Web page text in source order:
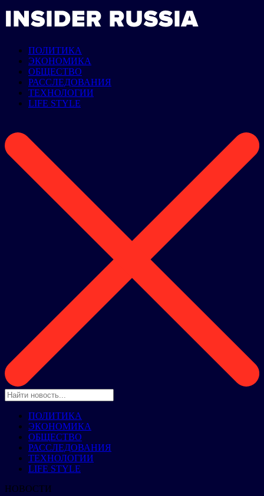
ПОЛИТИКА
ЭКОНОМИКА
ОБЩЕСТВО
РАССЛЕДОВАНИЯ
ТЕХНОЛОГИИ
LIFE STYLE
ПОЛИТИКА
ЭКОНОМИКА
ОБЩЕСТВО
РАССЛЕДОВАНИЯ
ТЕХНОЛОГИИ
LIFE STYLE
НОВОСТИ